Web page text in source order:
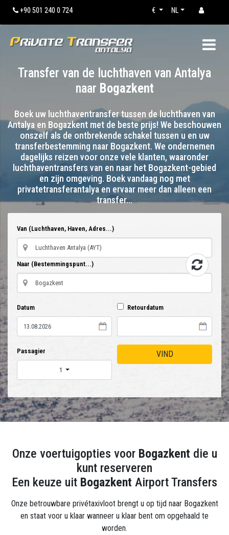
+90 501 240 0 724 NL
€
Transfer van de luchthaven van Antalya
naar Bogazkent
Boek uw luchthaventransfer tussen de luchthaven van
Antalya en Bogazkent met de beste prijs! We beschouwen
onszelf als de ontbrekende schakel tussen u en uw
transferbestemming naar Bogazkent. We ondernemen
dagelijks reizen voor onze vele klanten, waaronder
luchthaventransfers van en naar het Bogazkent-gebied
en zijn omgeving. Boek vandaag nog met
privatetransferantalya en ervaar meer dan alleen een
transfer…
Van (Luchthaven, Haven, Adres...)
Naar (Bestemmingspunt...)
Datum Retourdatum
Passagier
1
VIND
Onze voertuigopties voor Bogazkent die u
kunt reserveren
Een keuze uit Bogazkent Airport Transfers
Onze betrouwbare privétaxivloot brengt u op tijd naar Bogazkent
en staat voor u klaar wanneer u klaar bent om opgehaald te
worden.